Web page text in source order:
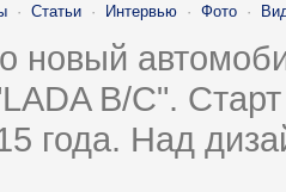
· Статьи · Интервью · Фото ·
новый
B/C".
года. Над